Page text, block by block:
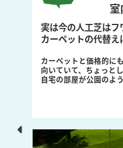
ジムの新規集客や顧
工芝空間を。
無機質なジムが、人工
り、新規顧客獲得やリ
れます。抗菌防臭機能